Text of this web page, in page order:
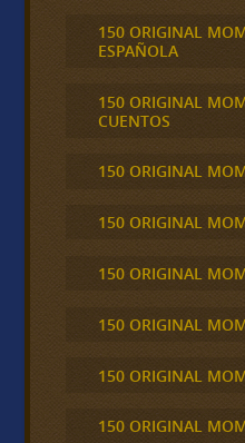
150 ORIGINAL
ESPAÑOLA
150 ORIGINAL
CUENTOS
150 ORIGINAL
150 ORIGINAL
150 ORIGINAL
150 ORIGINAL
150 ORIGINAL
150 ORIGINAL